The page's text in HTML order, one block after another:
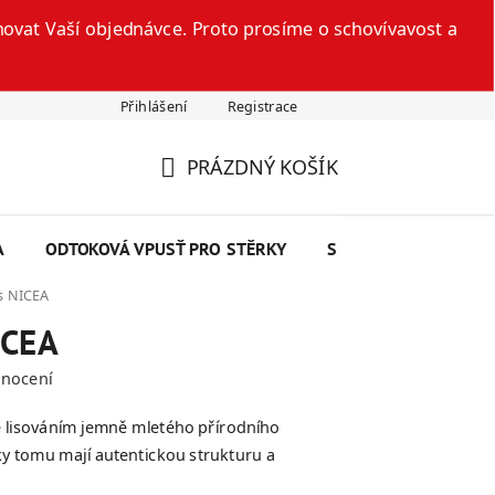
Vaší objednávce. Proto prosíme o schovívavost a
Technický list Reklamační formulář
Přihlášení Registrace
KOŠÍK
PRÁZDNÝ KOŠÍK
ODTOKOVÁ VPUSŤ PRO STĚRKY SEMINÁŘE
NICEA
jemně mletého přírodního
tomu mají autentickou strukturu a